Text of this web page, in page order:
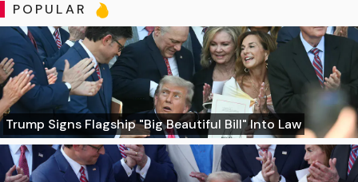
POPULAR
Trump Signs Flagship "Big Beautiful Bill" Into Law